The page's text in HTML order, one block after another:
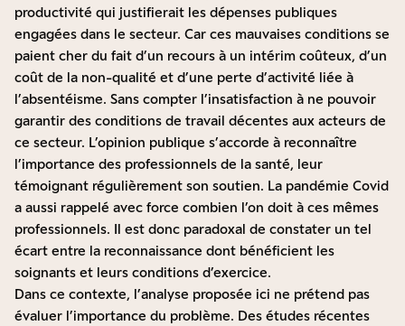
productivité qui justifierait les dépenses publiques
engagées dans le secteur. Car ces mauvaises conditions se
paient cher du fait d’un recours à un intérim coûteux, d’un
coût de la non-qualité et d’une perte d’activité liée à
l’absentéisme. Sans compter l’insatisfaction à ne pouvoir
garantir des conditions de travail décentes aux acteurs de
ce secteur. L’opinion publique s’accorde à reconnaître
l’importance des professionnels de la santé, leur
témoignant régulièrement son soutien. La pandémie Covid
a aussi rappelé avec force combien l’on doit à ces mêmes
professionnels. Il est donc paradoxal de constater un tel
écart entre la reconnaissance dont bénéficient les
soignants et leurs conditions d’exercice.
Dans ce contexte, l’analyse proposée ici ne prétend pas
évaluer l’importance du problème. Des études récentes